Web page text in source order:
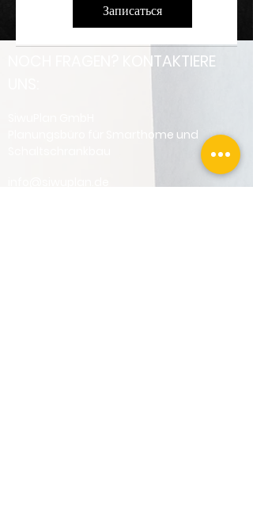
Записаться
NOCH FRAGEN? KONTAKTIERE
Planungsbüro für Smarthome und